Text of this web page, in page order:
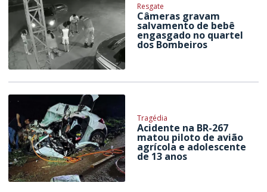
Resgate
Câmeras gravam
salvamento de bebê
engasgado no quartel
dos Bombeiros
Tragédia
Acidente na BR-267
matou piloto de avião
agrícola e adolescente
de 13 anos